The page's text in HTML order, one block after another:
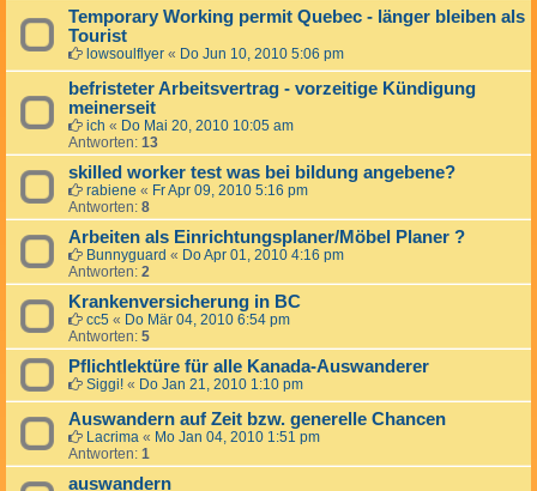
Temporary Working permit Quebec - länger bleiben als
Tourist
lowsoulflyer « Do Jun 10, 2010 5:06 pm
befristeter Arbeitsvertrag - vorzeitige Kündigung
meinerseit
ich « Do Mai 20, 2010 10:05 am
Antworten: 13
skilled worker test was bei bildung angebene?
rabiene « Fr Apr 09, 2010 5:16 pm
Antworten: 8
Arbeiten als Einrichtungsplaner/Möbel Planer ?
Bunnyguard « Do Apr 01, 2010 4:16 pm
Antworten: 2
Krankenversicherung in BC
cc5 « Do Mär 04, 2010 6:54 pm
Antworten: 5
Pflichtlektüre für alle Kanada-Auswanderer
Siggi! « Do Jan 21, 2010 1:10 pm
Auswandern auf Zeit bzw. generelle Chancen
Lacrima « Mo Jan 04, 2010 1:51 pm
Antworten: 1
auswandern